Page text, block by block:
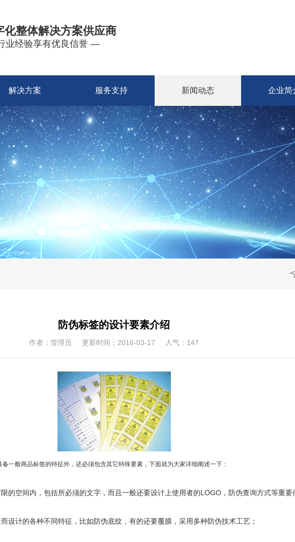
化整体解决方案供应商
业经验享有优良信誉 —
解决方案 服务支持 新闻动态 企业简
防伪标签的设计要素介绍
作者：管理员 更新时间：2016-03-17 人气： 147
般商品标签的特征外，还必须包含其它特殊要素，下面就为大家详细阐述一下：
间内，包括所必须的文字，而且一般还要设计上使用者的LOGO，防伪查询方式等重要
的各种不同特征，比如防伪底纹，有的还要覆膜，采用多种防伪技术工艺；